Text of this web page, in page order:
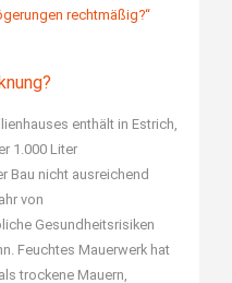
rechtmäßig?“
enthält in Estrich,
1.000 Liter
Bau nicht ausreichend
von
Gesundheitsrisiken
Feuchtes Mauerwerk hat
trockene Mauern,